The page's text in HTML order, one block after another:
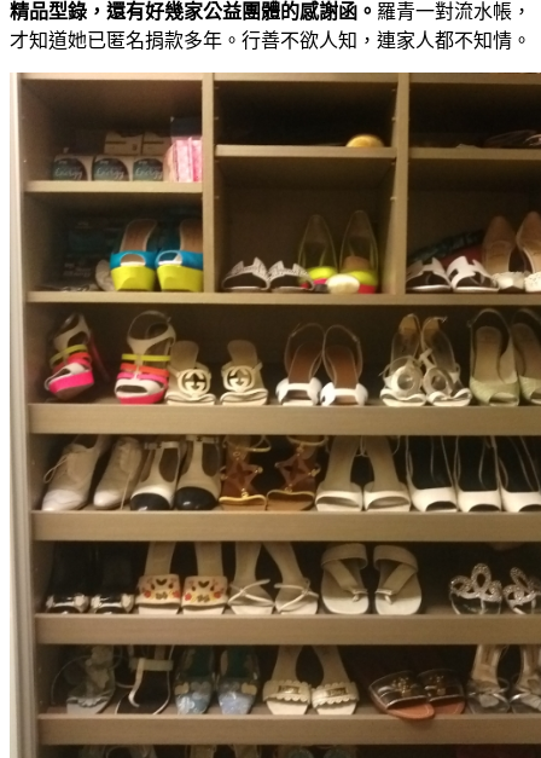
精品型錄，還有好幾家公益團體的感謝函。 羅青一對流水帳，
才知道她已匿名捐款多年。行善不欲人知，連家人都不知情。